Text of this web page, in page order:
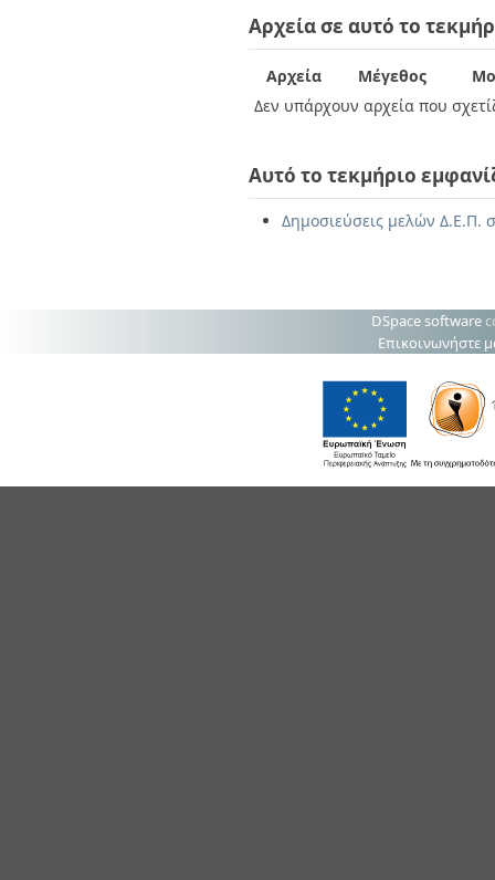
Αρχεία σε αυτό το
Αρχεία Μέγεθος
Δεν υπάρχουν αρχεία που
Αυτό το τεκμήριο
Δημοσιεύσεις μελών Δ.Ε.Π.
DSpace software
Επικοινωνήστε